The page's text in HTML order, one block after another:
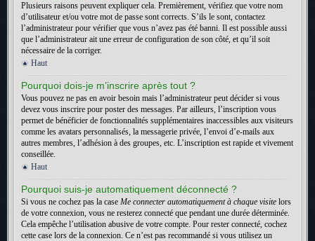
Plusieurs raisons peuvent expliquer cela. Premièrement, vérifiez que votre nom
d’utilisateur et/ou votre mot de passe sont corrects. S’ils le sont, contactez
l’administrateur pour vérifier que vous n’avez pas été banni. Il est possible aussi
que l’administrateur ait une erreur de configuration de son côté, et qu’il soit
nécessaire de la corriger.
Haut
Pourquoi dois-je m’inscrire après tout ?
Vous pouvez ne pas en avoir besoin mais l’administrateur peut décider si vous
devez vous inscrire pour poster des messages. Par ailleurs, l’inscription vous
permet de bénéficier de fonctionnalités supplémentaires inaccessibles aux visiteurs
comme les avatars personnalisés, la messagerie privée, l’envoi d’e-mails aux
autres membres, l’adhésion à des groupes, etc. L’inscription est rapide et vivement
conseillée.
Haut
Pourquoi suis-je automatiquement déconnecté ?
Si vous ne cochez pas la case Me connecter automatiquement à chaque visite lors
de votre connexion, vous ne resterez connecté que pendant une durée déterminée.
Cela empêche l’utilisation abusive de votre compte. Pour rester connecté, cochez
cette case lors de la connexion. Ce n’est pas recommandé si vous utilisez un